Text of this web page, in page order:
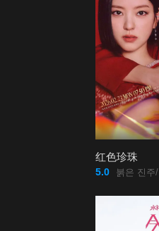
红色珍珠
5.0 붉은 진주/